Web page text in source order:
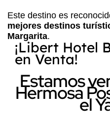
Este destino es
mejores destinos
Margarita.
¡Libert Hotel
en Venta!
Estamos
Hermosa
el